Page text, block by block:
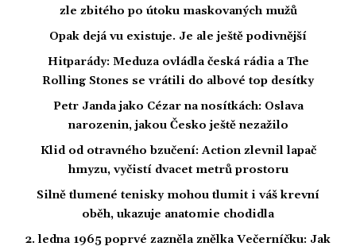
zle zbitého po útoku maskovaných mužů
Opak dejá vu existuje. Je ale ještě podivnější
Hitparády: Meduza ovládla česká rádia a The
Rolling Stones se vrátili do albové top desítky
Petr Janda jako Cézar na nosítkách: Oslava
narozenin, jakou Česko ještě nezažilo
Klid od otravného bzučení: Action zlevnil lapač
hmyzu, vyčistí dvacet metrů prostoru
Silně tlumené tenisky mohou tlumit i váš krevní
oběh, ukazuje anatomie chodidla
2. ledna 1965 poprvé zazněla znělka Večerníčku: Jak